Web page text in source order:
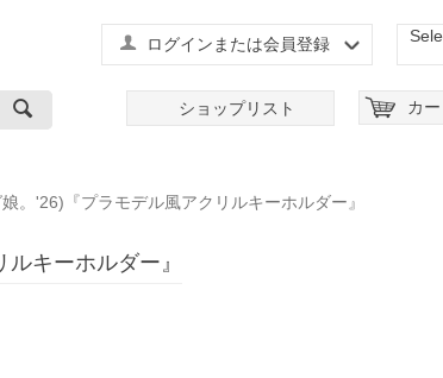
ログインまたは会員登録
カ
ショップリスト
。'26)『プラモデル風アクリルキーホルダー』
キーホルダー』